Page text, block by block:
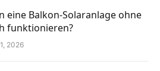
eine Balkon-Solaranlage ohne
funktionieren?
2026